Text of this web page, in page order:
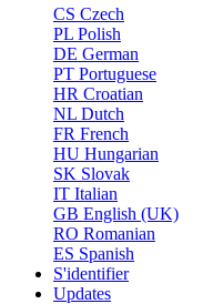
CS Czech
PL Polish
DE German
PT Portuguese
HR Croatian
NL Dutch
FR French
HU Hungarian
SK Slovak
IT Italian
GB English (UK)
RO Romanian
ES Spanish
S'identifier
Updates